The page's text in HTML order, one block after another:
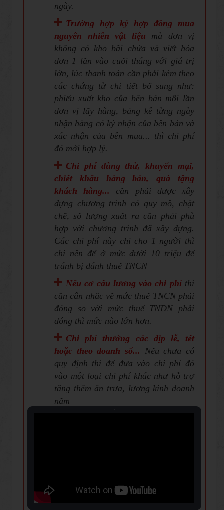
ngày.
Trường hợp ký hợp đồng mua
nguyên nhiên vật liệu mà đơn vị
không có kho bãi chứa và viết hóa
đơn 1 lần vào cuối tháng với giá trị
lớn, lúc thanh toán cần phải kèm theo
các chứng từ chi tiết bổ sung như:
phiếu xuất kho của bên bán mỗi lần
đơn vị lấy hàng, bảng kê từng ngày
nhận hàng có ký nhận của bên bán và
xác nhận của bên mua... thì chi phí
đó mới hợp lý.
Chi phí dùng thử, khuyến mại,
chiết khấu hàng bán, quà tặng
khách hàng...
cần phải được xây
dựng chương trình có quy mô, chặt
chẽ, số lượng xuất ra cần phải phù
hợp với chương trình đã xây dựng.
Các chi phí này chi cho 1 người thì
chi nên để ở mức dưới 10 triệu để
tránh bị đánh thuế TNCN
Nếu cơ cấu lương vào chi phíthì
cần cân nhắc về mức thuế TNCN phải
đóng so với mức thuế TNDN phải
đóng thì mức nào lớn hơn.
Chi phí thưởng các dịp lễ, tết
hoặc theo doanh số... Nếu chưa có
quy định thì để đưa vào chi phí đó
vào một loại chi phí khác như hỗ trợ
tăng thêm ăn trưa, lương kinh doanh
năm